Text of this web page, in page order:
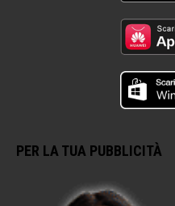
PER LA TUA PUBBLICITÀ